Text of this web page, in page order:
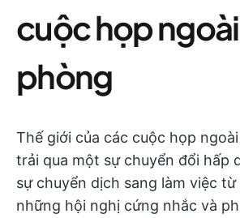
cuộc họp
phòng
Thế giới của các cuộc họp
trải qua một sự chuyển đổi hấp
sự chuyển dịch sang làm việc
những hội nghị cứng nhắc và